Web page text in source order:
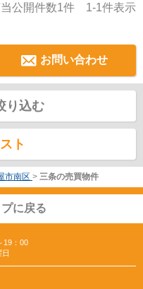
公開件数1件 1-1件表示
お問い合わせ
り込む
ト
市南区 > 三条の売買物件
に戻る
19：00